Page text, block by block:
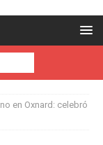
en Oxnard: celebró